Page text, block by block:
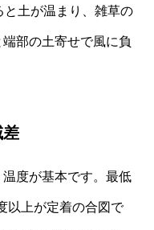
土が温まり、雑草の
部の土寄せで風に負
差
度が基本です。最低
以上が定着の合図で